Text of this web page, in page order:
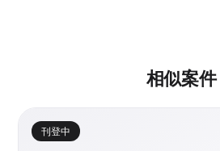
相似案件
刊登中